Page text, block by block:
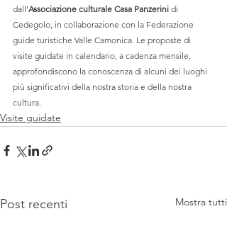
dall’Associazione culturale Casa Panzerini di
Cedegolo, in collaborazione con la Federazione
guide turistiche Valle Camonica. Le proposte di
visite guidate in calendario, a cadenza mensile,
approfondiscono la conoscenza di alcuni dei luoghi
più significativi della nostra storia e della nostra
cultura.
Visite guidate
Post recenti Mostra tutti